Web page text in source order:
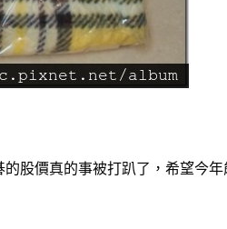
股價真的事被打趴了，希望今